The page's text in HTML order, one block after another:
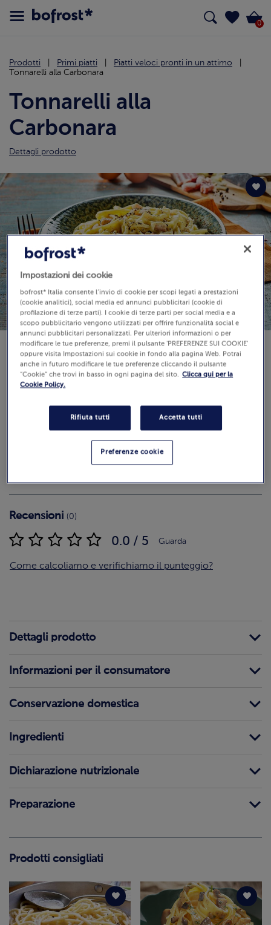
0
Prodotti Primi piatti
Piatti veloci pronti in un attimo
Tonnarelli alla Carbonara
Tonnarelli alla
Carbonara
Dettagli prodotto
Disponibilità
€ 7,99
Recensioni (0)
0.0 / 5 Guarda
Come calcoliamo e verifichiamo il punteggio?
Dettagli prodotto
Informazioni per il consumatore
Conservazione domestica
Ingredienti
Dichiarazione nutrizionale
Preparazione
Prodotti consigliati
Impostazioni dei cookie
bofrost* Italia consente l’invio di cookie per scopi legati a prestazioni
(cookie analitici), social media ed annunci pubblicitari (cookie di
profilazione di terze parti). I cookie di terze parti per social media e a
scopo pubblicitario vengono utilizzati per offrire funzionalità social e
annunci pubblicitari personalizzati. Per ulteriori informazioni o per
modificare le tue preferenze, premi il pulsante 'PREFERENZE SUI COOKIE'
oppure visita Impostazioni sui cookie in fondo alla pagina Web. Potrai
anche in futuro modificare le tue preferenze cliccando il pulsante
“Cookie” che trovi in basso in ogni pagina del sito. Clicca qui per la
Cookie Policy.
Rifiuta tutti Accetta tutti
Preferenze cookie